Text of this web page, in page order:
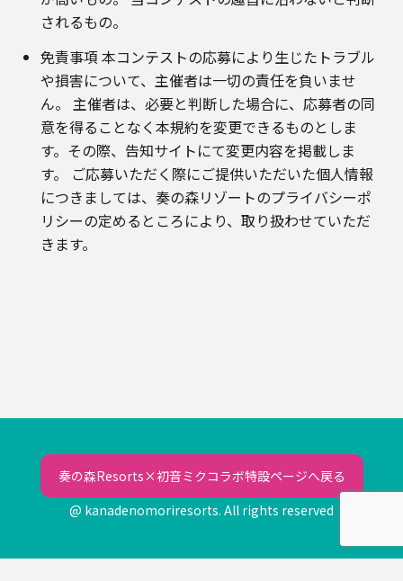
されるもの。
免責事項 本コンテストの応募により生じたトラブル
や損害について、主催者は一切の責任を負いませ
ん。 主催者は、必要と判断した場合に、応募者の同
意を得ることなく本規約を変更できるものとしま
す。その際、告知サイトにて変更内容を掲載しま
す。 ご応募いただく際にご提供いただいた個人情報
につきましては、奏の森リゾートのプライバシーポ
リシーの定めるところにより、取り扱わせていただ
きます。
奏の森Resorts×初音ミクコラボ特設ページへ戻る
@ kanadenomoriresorts. All rights reserved